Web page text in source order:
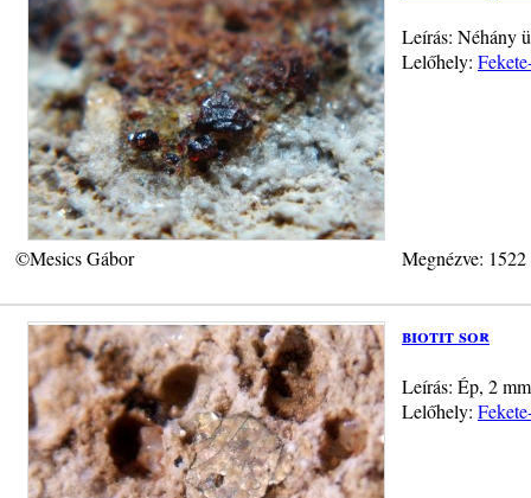
Leírás: Néhány
Lelőhely:
©Mesics Gábor Megnézve:
biotit sor
Leírás: Ép, 2
Lelőhely: